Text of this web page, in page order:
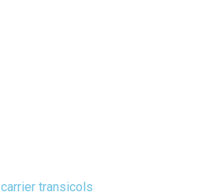
carrier transicols